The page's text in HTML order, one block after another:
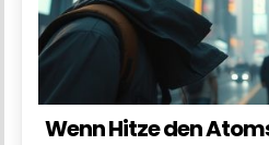
Wenn Hitze den